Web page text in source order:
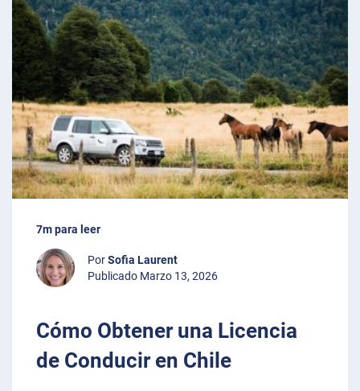
7m para leer
PorSofia Laurent
Publicado Marzo 13, 2026
Cómo Obtener una Licencia
de Conducir en Chile